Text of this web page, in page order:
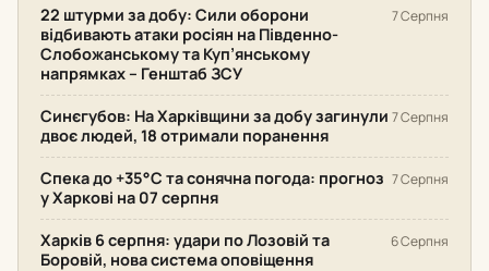
22 штурми за добу: Сили оборони
відбивають атаки росіян на Південно-
Слобожанському та Куп’янському
напрямках – Генштаб ЗСУ
7 Серпня
Синєгубов: На Харківщини за добу загинули
двоє людей, 18 отримали поранення
7 Серпня
Спека до +35°С та сонячна погода: прогноз
у Харкові на 07 серпня
7 Серпня
Харків 6 серпня: удари по Лозовій та
Боровій, нова система оповіщення
6 Серпня